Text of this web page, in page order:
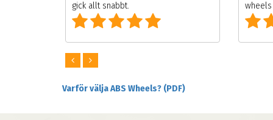
gick allt snabbt.
Varför välja ABS Wheels? (PDF)